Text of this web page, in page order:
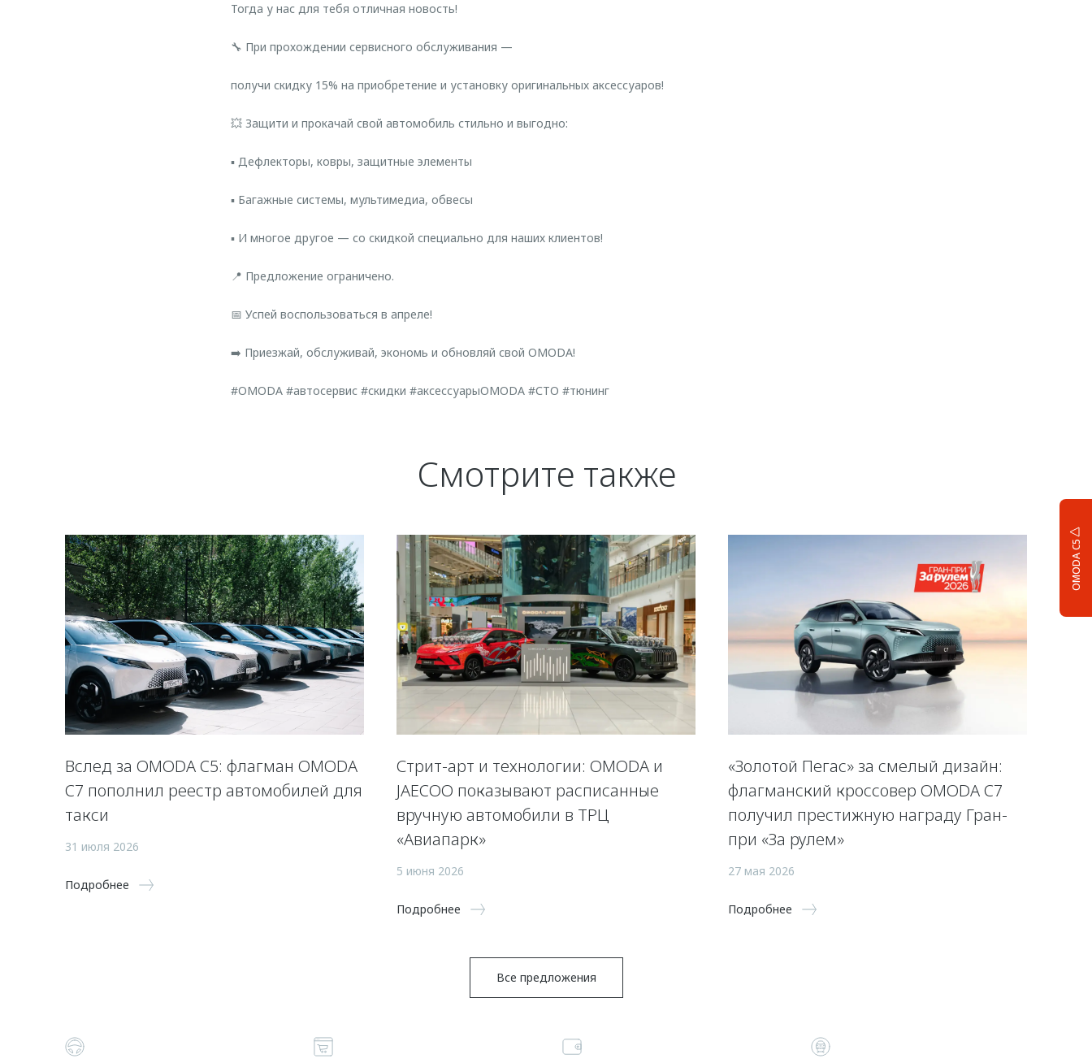
OMODA C5
Тогда у нас для тебя отличная новость!
🔧 При прохождении сервисного обслуживания —
получи скидку 15% на приобретение и установку оригинальных аксессуаров!
💥 Защити и прокачай свой автомобиль стильно и выгодно:
▪️ Дефлекторы, ковры, защитные элементы
▪️ Багажные системы, мультимедиа, обвесы
▪️ И многое другое — со скидкой специально для наших клиентов!
📍 Предложение ограничено.
📅 Успей воспользоваться в апреле!
➡️ Приезжай, обслуживай, экономь и обновляй свой OMODA!
#OMODA #автосервис #скидки #аксессуарыOMODA #СТО #тюнинг
Смотрите также
Вслед за OMODA C5: флагман OMODA
C7 пополнил реестр автомобилей для
такси
31 июля 2026
Подробнее
Стрит-арт и технологии: OMODA и
JAECOO показывают расписанные
вручную автомобили в ТРЦ
«Авиапарк»
5 июня 2026
Подробнее
«Золотой Пегас» за смелый дизайн:
флагманский кроссовер OMODA C7
получил престижную награду Гран-
при «За рулем»
27 мая 2026
Подробнее
Все предложения